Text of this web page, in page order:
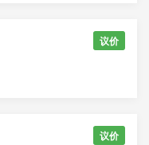
议价
议价